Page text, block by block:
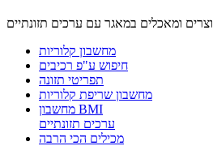
מחשבון קלוריות
חיפוש ע"פ רכיבים
תפריטי תזונה
מחשבון שריפת קלוריות
מחשבון BMI
ערכים תזונתיים
מכילים הכי הרבה